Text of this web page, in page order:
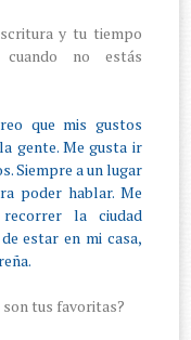
y tu tiempo
no estás
que mis gustos
gente. Me gusta ir
Siempre a un lugar
poder hablar. Me
la ciudad
estar en mi casa,
tus favoritas?